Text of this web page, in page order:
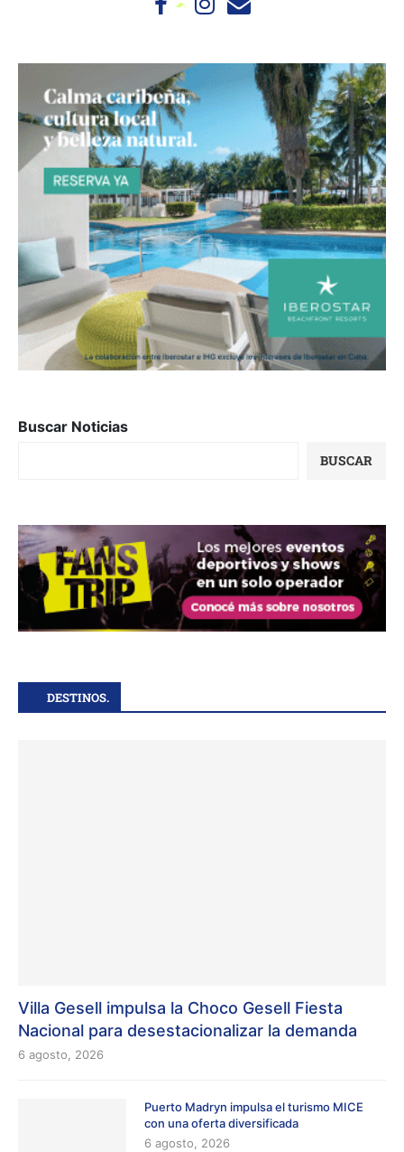
Buscar Noticias
BUSCAR
DESTINOS.
Villa Gesell impulsa la Choco Gesell Fiesta
Nacional para desestacionalizar la demanda
6 agosto, 2026
Puerto Madryn impulsa el turismo MICE
con una oferta diversificada
6 agosto, 2026